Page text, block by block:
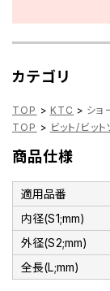
カテゴリ
TOP > KTC > シ
TOP > ビット/ビット
商品仕様
適用品番
内径(S1;mm)
外径(S2;mm)
全長(L;mm)